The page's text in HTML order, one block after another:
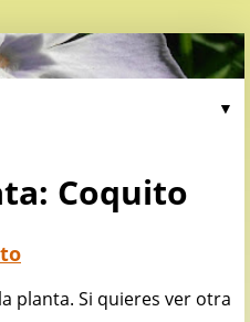
▼
Coquito
planta. Si quieres ver otra